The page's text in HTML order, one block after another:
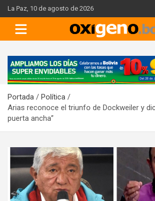
Skip
to
content
La Paz, 10 de agosto de 2026
A
d
e
r
t
s
e
m
e
Portada
Política
Arias reconoce el triunfo de Dockweiler y
puerta ancha”